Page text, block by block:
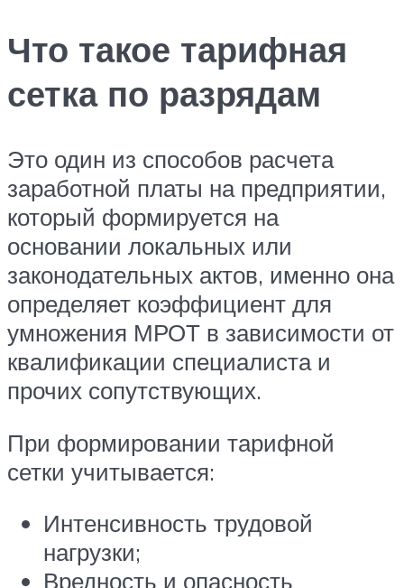
Что такое тарифная
сетка по разрядам
Это один из способов расчета
заработной платы на предприятии,
который формируется на
основании локальных или
законодательных актов, именно она
определяет коэффициент для
умножения МРОТ в зависимости от
квалификации специалиста и
прочих сопутствующих.
При формировании тарифной
сетки учитывается:
Интенсивность трудовой
нагрузки;
Вредность и опасность